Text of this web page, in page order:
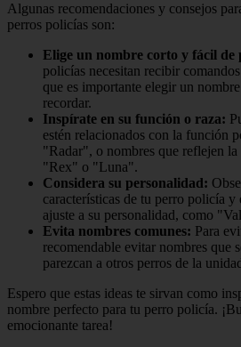
Algunas recomendaciones y consejos
perros policías son:
Elige un nombre corto y fácil
policías necesitan recibir
que es importante elegir un
recordar.
Inspírate en su función o raza:
estén relacionados con la función
"Radar", o nombres que reflejen la
"Rex" o "Luna".
Considera su personalidad:
características de tu perro policía y
ajuste a su personalidad, como
Evita nombres comunes: Para
recomendable evitar nombres que
parezcan a otros perros de la
Espero que estas ideas te sirvan como
nombre perfecto para tu perro policía.
emocionante tarea!